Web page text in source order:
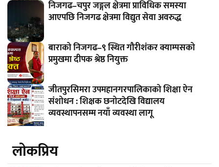
निजगढ–चपुर जङ्गल क्षेत्रमा प्राविधिक समस्या
आएपछि निजगढ क्षेत्रमा विद्युत सेवा अवरुद्ध
बाराको निजगढ–९ स्थित गौरीशंकर क्याम्पसको
प्रमुखमा दीपक श्रेष्ठ नियुक्त
जीतपुरसिमरा उपमहानगरपालिकाको शिक्षा ऐन
संशोधन : शिक्षक छनोटदेखि विद्यालय
व्यवस्थापनसम्म नयाँ व्यवस्था लागू
लाेकप्रिय